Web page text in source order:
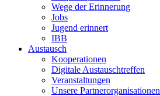
Wege der Erinnerung
Jobs
Jugend erinnert
IBB
Austausch
Kooperationen
Digitale Austauschtreffen
Veranstaltungen
Unsere Partnerorganisationen